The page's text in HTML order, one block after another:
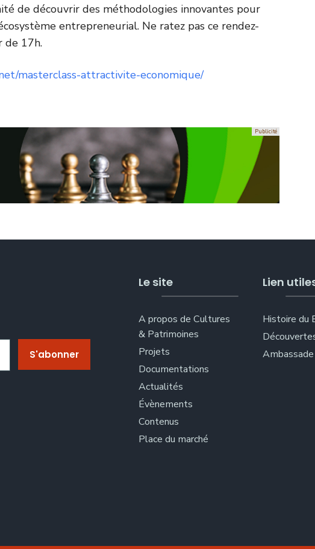
de découvrir des méthodologies innovantes pour
entrepreneurial. Ne ratez pas ce rendez-
de 17h.
masterclass-attractivite-economique/
Le site
A propos de Cultures
& Patrimoines
Projets
Documentations
Actualités
Évènements
Contenus
Place du marché
Lien
Histoire du